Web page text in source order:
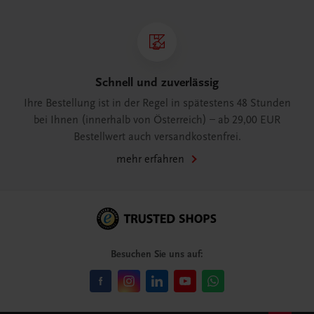
Schnell und zuverlässig
Ihre Bestellung ist in der Regel in spätestens 48 Stunden
bei Ihnen (innerhalb von Österreich) – ab 29,00 EUR
Bestellwert auch versandkostenfrei.
mehr erfahren
Besuchen Sie uns auf: